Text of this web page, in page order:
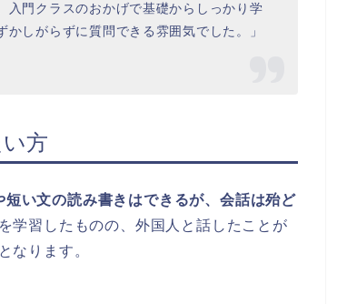
入門クラスのおかげで基礎からしっかり学
しがらずに質問できる雰囲気でした。」
方
い文の読み書きはできるが、会話は殆ど
学習したものの、外国人と話したことが
なります。